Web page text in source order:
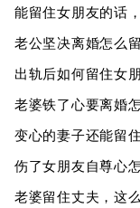
能留住女朋友的话
老公坚决离婚怎么
出轨后如何留住女
老婆铁了心要离婚
变心的妻子还能留
伤了女朋友自尊心
老婆留住丈夫，这